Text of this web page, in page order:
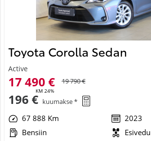
Toyota Corolla Sedan
Active
17 490 €
KM 24%
19 790 €
196 € kuumakse *
67 888 Km
2023
Bensiin
Esivedu